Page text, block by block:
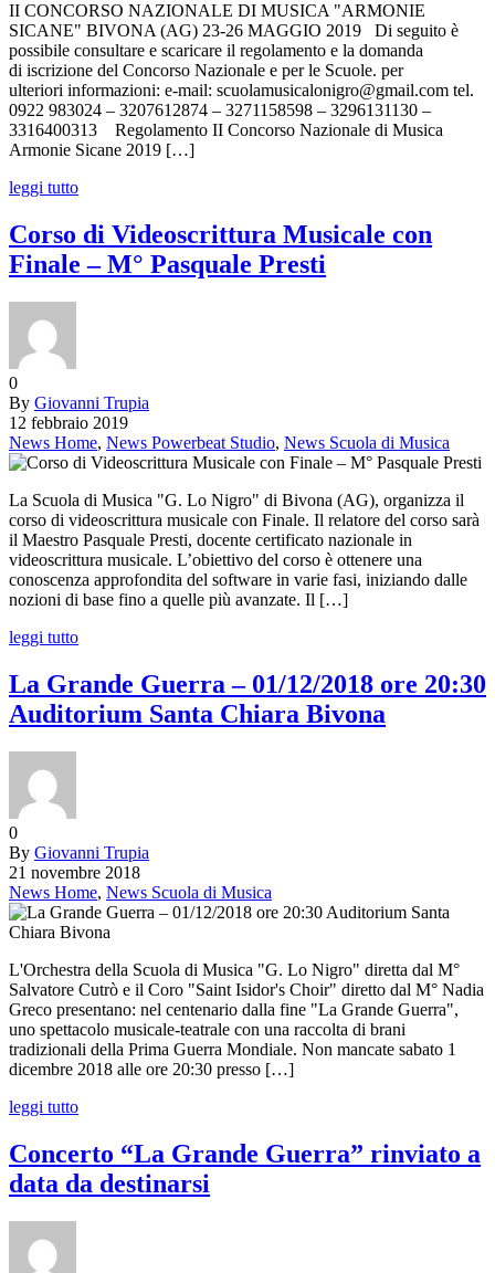
II CONCORSO NAZIONALE DI MUSICA "ARMONIE
SICANE" BIVONA (AG) 23-26 MAGGIO 2019 Di seguito è
possibile consultare e scaricare il regolamento e la domanda
di iscrizione del Concorso Nazionale e per le Scuole. per
ulteriori informazioni: e-mail: scuolamusicalonigro@gmail.com tel.
0922 983024 – 3207612874 – 3271158598 – 3296131130 –
3316400313 Regolamento II Concorso Nazionale di Musica
Armonie Sicane 2019 […]
leggi tutto
Corso di Videoscrittura Musicale con
Finale – M° Pasquale Presti
0
By Giovanni Trupia
12 febbraio 2019
News Home, News Powerbeat Studio, News Scuola di Musica
La Scuola di Musica "G. Lo Nigro" di Bivona (AG), organizza il
corso di videoscrittura musicale con Finale. Il relatore del corso sarà
il Maestro Pasquale Presti, docente certificato nazionale in
videoscrittura musicale. L’obiettivo del corso è ottenere una
conoscenza approfondita del software in varie fasi, iniziando dalle
nozioni di base fino a quelle più avanzate. Il […]
leggi tutto
La Grande Guerra – 01/12/2018 ore 20:30
Auditorium Santa Chiara Bivona
0
By Giovanni Trupia
21 novembre 2018
News Home, News Scuola di Musica
L'Orchestra della Scuola di Musica "G. Lo Nigro" diretta dal M°
Salvatore Cutrò e il Coro "Saint Isidor's Choir" diretto dal M° Nadia
Greco presentano: nel centenario dalla fine "La Grande Guerra",
uno spettacolo musicale-teatrale con una raccolta di brani
tradizionali della Prima Guerra Mondiale. Non mancate sabato 1
dicembre 2018 alle ore 20:30 presso […]
leggi tutto
Concerto “La Grande Guerra” rinviato a
data da destinarsi